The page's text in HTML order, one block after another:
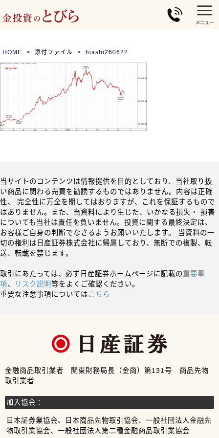
HOME 添付ファイル hiashi260622
当サイトのコンテンツは情報提供を目的としており、当社取り扱
い商品に関わる売買を勧誘するものではありません。内容は正確
性、 完全性に万全を期してはおりますが、これを保証するもので
はありません。また、当資料により生じた、いかなる損失・ 損害
についても当社は責任を負いません。投資に関する最終決定は、
お客様ご自身の判断でなさるようお願いいたします。 当資料の一
切の権利は日産証券株式会社に帰属しており、無断での複製、転
送、転載を禁じます。
取引にあたっては、必ず日産証券ホームページに記載の重要事
項、 リスク説明等をよくご確認ください。
重要な注意事項についてはこちら
金融商品取引業者 関東財務局長（金商）第131号 商品先物
取引業者
加入協会：
日本証券業協会、日本商品先物取引協会、一般社団法人金融先
物取引業協会、一般社団法人第二種金融商品取引業協会